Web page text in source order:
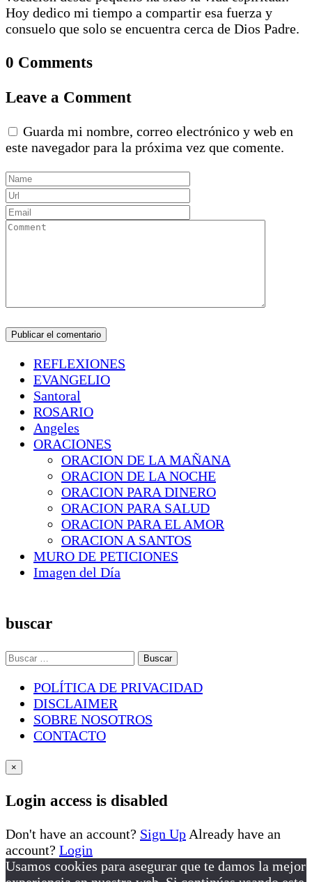
Hoy dedico mi tiempo a compartir esa fuerza y
consuelo que solo se encuentra cerca de Dios Padre.
0 Comments
Leave a Comment
Guarda mi nombre, correo electrónico y web en
este navegador para la próxima vez que comente.
REFLEXIONES
EVANGELIO
Santoral
ROSARIO
Angeles
ORACIONES
ORACION DE LA MAÑANA
ORACION DE LA NOCHE
ORACION PARA DINERO
ORACION PARA SALUD
ORACION PARA EL AMOR
ORACION A SANTOS
MURO DE PETICIONES
Imagen del Día
buscar
Buscar:
POLÍTICA DE PRIVACIDAD
DISCLAIMER
SOBRE NOSOTROS
CONTACTO
×
Login access is disabled
Don't have an account? Sign Up Already have an
account? Login
Usamos cookies para asegurar que te damos la mejor